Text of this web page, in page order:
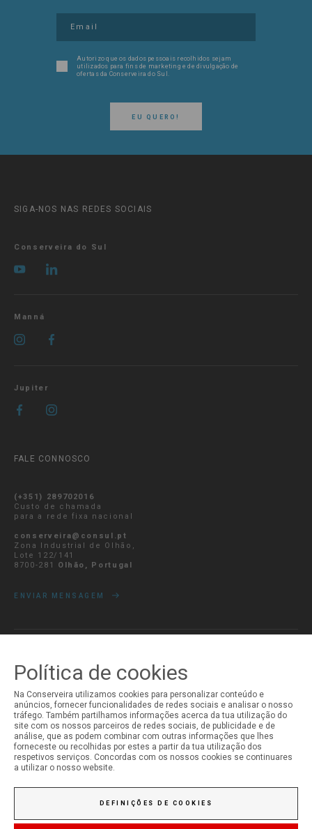
EU QUERO!
Autorizo que os dados pessoais recolhidos sejam
utilizados para fins de marketing e de divulgação de
ofertas da Conserveira do Sul.
SIGA-NOS NAS REDES SOCIAIS
Conserveira do Sul
Manná
Jupiter
FALE CONNOSCO
(+351) 289702016
Custo de chamada
para a rede fixa nacional
conserveira@consul.pt
Zona Industrial de Olhão,
Lote 122/141
8700-281 Olhão, Portugal
ENVIAR MENSAGEM
A MINHA CONTA
Registo
Política de cookies
Na Conserveira utilizamos cookies para personalizar conteúdo e
anúncios, fornecer funcionalidades de redes sociais e analisar o nosso
tráfego. Também partilhamos informações acerca da tua utilização do
site com os nossos parceiros de redes sociais, de publicidade e de
análise, que as podem combinar com outras informações que lhes
forneceste ou recolhidas por estes a partir da tua utilização dos
respetivos serviços. Concordas com os nossos cookies se continuares
a utilizar o nosso website.
DEFINIÇÕES DE COOKIES